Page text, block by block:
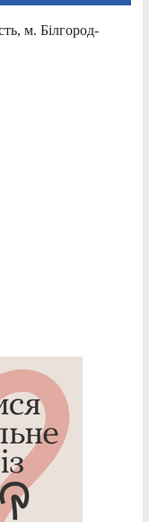
м. Білгород-